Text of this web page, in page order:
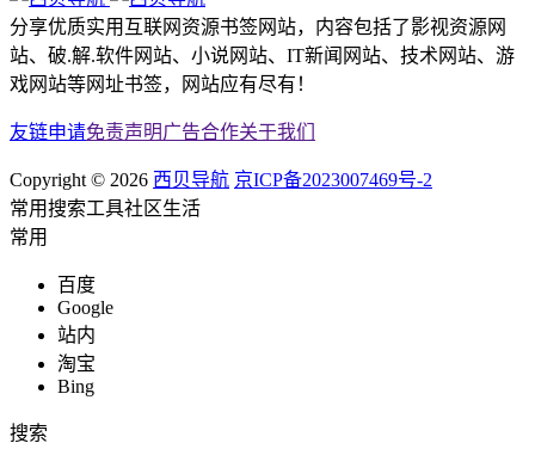
分享优质实用互联网资源书签网站，内容包括了影视资源网
站、破.解.软件网站、小说网站、IT新闻网站、技术网站、游
戏网站等网址书签，网站应有尽有！
友链申请免责声明广告合作关于我们
Copyright © 2026 西贝导航 京ICP备2023007469号-2
常用搜索工具社区生活
常用
百度
Google
站内
淘宝
Bing
搜索